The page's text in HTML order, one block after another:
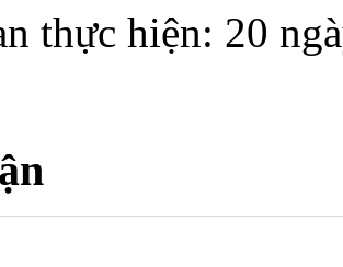
thực hiện: 20